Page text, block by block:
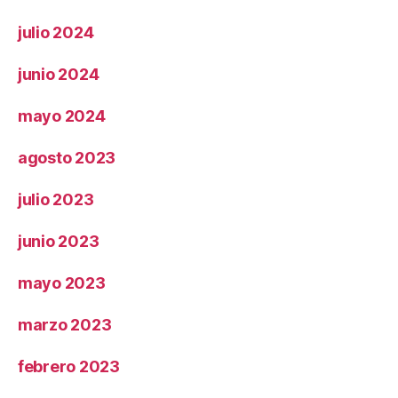
julio 2024
junio 2024
mayo 2024
agosto 2023
julio 2023
junio 2023
mayo 2023
marzo 2023
febrero 2023